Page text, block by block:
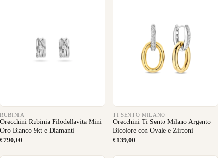
RUBINIA
Orecchini Rubinia Filodellavita Mini
Oro Bianco 9kt e Diamanti
€790,00
TI SENTO MILANO
Orecchini Ti Sento Milano Argento
Bicolore con Ovale e Zirconi
€139,00